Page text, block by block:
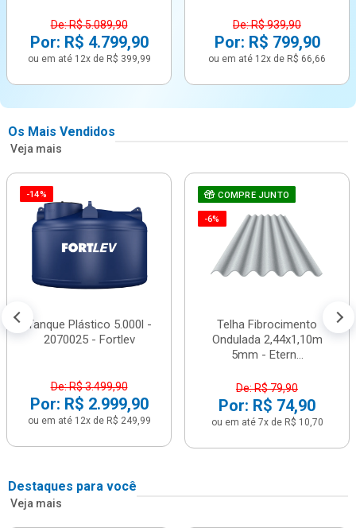
De: R$ 5.089,90
Por: R$ 4.799,90
ou em até 12x de R$ 399,99
De: R$ 939,90
Por: R$ 799,90
ou em até 12x de R$ 66,66
Os Mais Vendidos
Veja mais
-14%
Tanque Plástico 5.000l -
2070025 - Fortlev
De: R$ 3.499,90
Por: R$ 2.999,90
ou em até 12x de R$ 249,99
COMPRE JUNTO
-6%
Telha Fibrocimento
Ondulada 2,44x1,10m
5mm - Etern...
De: R$ 79,90
Por: R$ 74,90
ou em até 7x de R$ 10,70
Destaques para você
Veja mais